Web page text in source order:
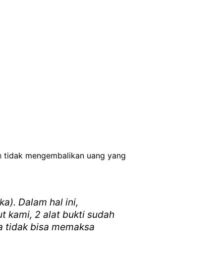
tidak mengembalikan uang yang
Dalam hal ini,
kami, 2 alat bukti sudah
tidak bisa memaksa